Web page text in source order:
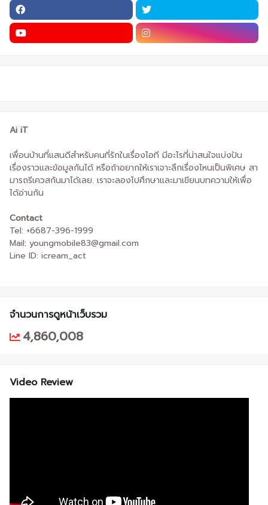
Ai iT
เพื่อนบ้านที่แสนดีสำหรับคนที่รักในเรื่องไอที มีอะไรที่น่าสนใจแบ่งปัน
เรื่องราวและข้อมูลกันได้ หรือถ้าอยากให้เราเจาะลึกเรื่องไหนเป็นพิเศษ สา
มารถรีเควสกันมาได้เลย. เราจะลองไปศึกษาและมาเขียนบทความให้เพื่อ
ได้อ่านกัน
Contact
Tel: +6687-396-1999
Mail: youngmobile83@gmail.com
Line ID: icream_act
จำนวนการดูหน้าเว็บรวม
4,860,008
Video Review